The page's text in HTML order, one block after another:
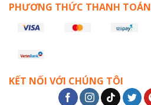
PHƯƠNG THỨC THANH TOÁN
KẾT NỐI VỚI CHÚNG TÔI